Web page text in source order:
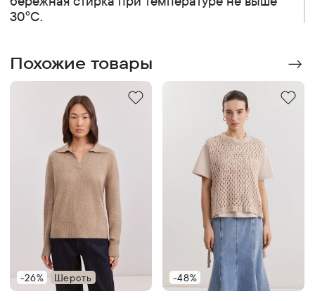
30°C.
Похожие товары
-26% Шерсть -48%